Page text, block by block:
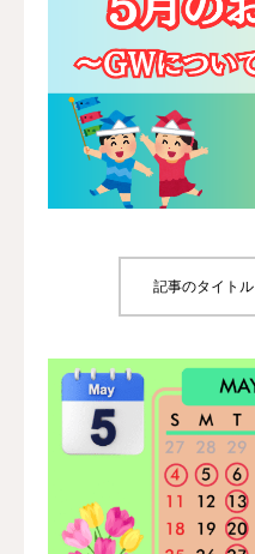
記事のタイト
適応症状
診療時間/アクセス
お問い合わせ
utileブログ
良くある質問